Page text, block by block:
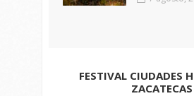
FESTIVAL CIUDADES
ZACATECAS